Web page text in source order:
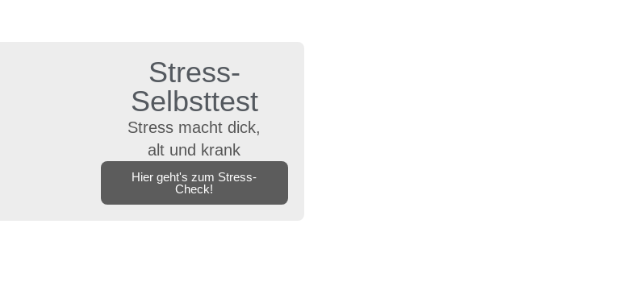
Stress-
Selbsttest
Stress macht dick,
alt und krank
Hier geht's zum Stress-
Check!